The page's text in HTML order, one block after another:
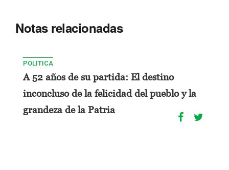
Notas relacionadas
POLITICA
A 52 años de su partida: El destino
inconcluso de la felicidad del pueblo y la
grandeza de la Patria